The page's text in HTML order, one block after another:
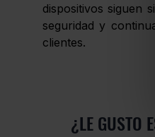
dispositivos siguen
seguridad y
clientes.
¿LE GUSTO